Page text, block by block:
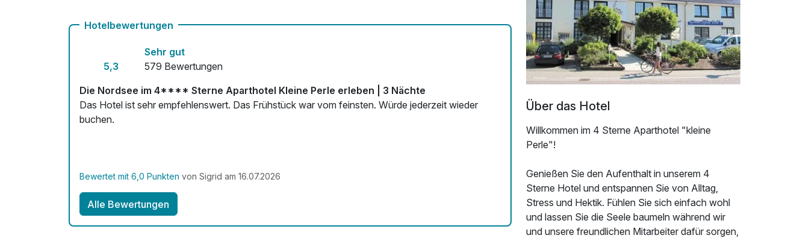
Hotelbewertungen
5,3
Sehr gut
579 Bewertungen
Die Nordsee im 4**** Sterne Aparthotel Kleine Perle erleben | 3 Nächte
Das Hotel ist sehr empfehlenswert. Das Frühstück war vom feinsten. Würde jederzeit wieder
buchen.
Bewertet mit 6,0 Punkten von Sigrid am 16.07.2026
Alle Bewertungen
Über das Hotel
Willkommen im 4 Sterne Aparthotel "kleine
Perle"!
Genießen Sie den Aufenthalt in unserem 4
Sterne Hotel und entspannen Sie von Alltag,
Stress und Hektik. Fühlen Sie sich einfach wohl
und lassen Sie die Seele baumeln während wir
und unsere freundlichen Mitarbeiter dafür sorgen,